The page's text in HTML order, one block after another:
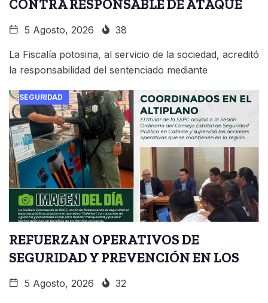
CONTRA RESPONSABLE DE ATAQUE
5 Agosto, 2026 38
La Fiscalía potosina, al servicio de la sociedad, acreditó
la responsabilidad del sentenciado mediante
SEGURIDAD
REFUERZAN OPERATIVOS DE
SEGURIDAD Y PREVENCIÓN EN LOS
5 Agosto, 2026 32